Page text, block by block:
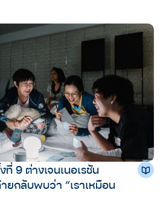
ที่ 9 ต่างเจนเนอเรชัน
ยกลับพบว่า “เราเหมือน